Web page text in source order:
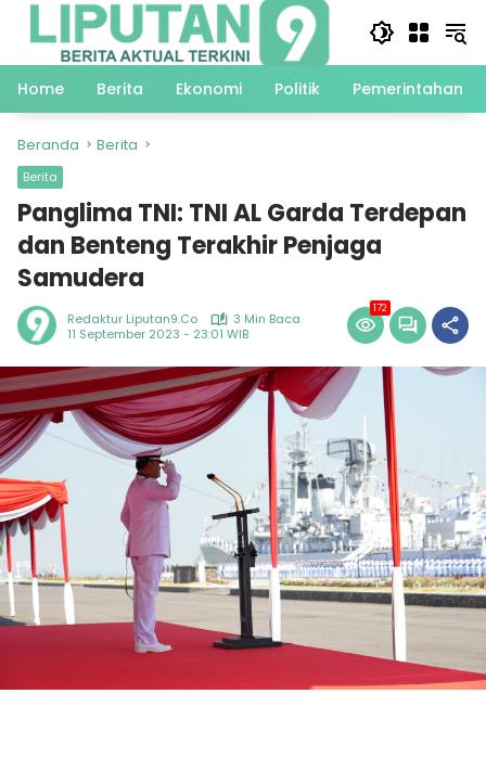
Langsung
Home
Berita Ekonomi Politik Pemerintahan
Beranda Berita
Berita
Panglima TNI: TNI AL Garda Terdepan
dan Benteng Terakhir Penjaga
Samudera
Redaktur Liputan9.co
3 Min Baca
11 September 2023 - 23:01 WIB
172